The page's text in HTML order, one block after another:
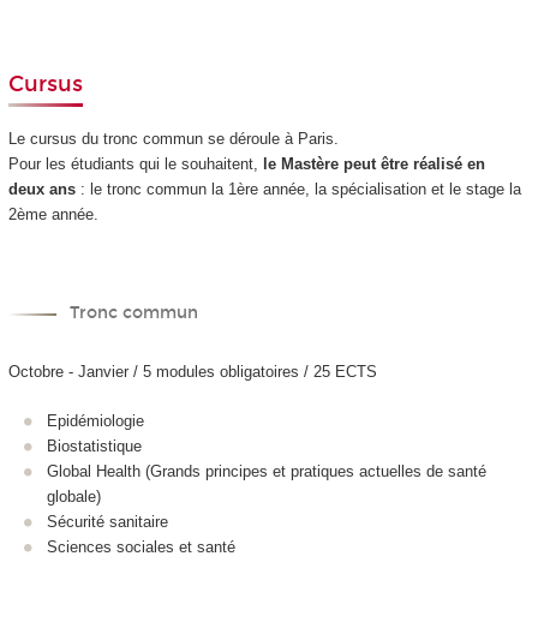
Cursus
Le cursus du tronc commun se déroule à Paris.
Pour les étudiants qui le souhaitent, le Mastère peut être réalisé en
deux ans : le tronc commun la 1ère année, la spécialisation et le stage la
2ème année.
Tronc commun
Octobre - Janvier / 5 modules obligatoires / 25 ECTS
Epidémiologie
Biostatistique
Global Health (Grands principes et pratiques actuelles de santé
globale)
Sécurité sanitaire
Sciences sociales et santé